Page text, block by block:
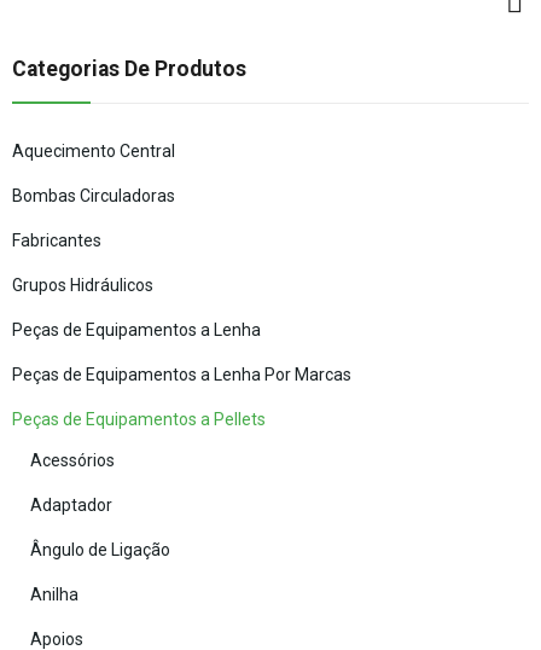
Categorias De Produtos
Aquecimento Central
Bombas Circuladoras
Fabricantes
Grupos Hidráulicos
Peças de Equipamentos a Lenha
Peças de Equipamentos a Lenha Por Marcas
Peças de Equipamentos a Pellets
Acessórios
Adaptador
Ângulo de Ligação
Anilha
Apoios